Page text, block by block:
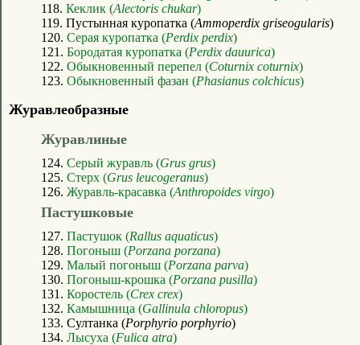
118. Кеклик (Alectoris chukar)
119. Пустынная куропатка (Ammoperdix griseogularis)
120. Серая куропатка (Perdix perdix)
121. Бородатая куропатка (Perdix dauurica)
122. Обыкновенный перепел (Coturnix coturnix)
123. Обыкновенный фазан (Phasianus colchicus)
Журавлеобразные
Журавлиные
124. Серый журавль (Grus grus)
125. Стерх (Grus leucogeranus)
126. Журавль-красавка (Anthropoides virgo)
Пастушковые
127. Пастушок (Rallus aquaticus)
128. Погоныш (Porzana porzana)
129. Малый погоныш (Porzana parva)
130. Погоныш-крошка (Porzana pusilla)
131. Коростель (Crex crex)
132. Камышница (Gallinula chloropus)
133. Султанка (Porphyrio porphyrio)
134. Лысуха (Fulica atra)